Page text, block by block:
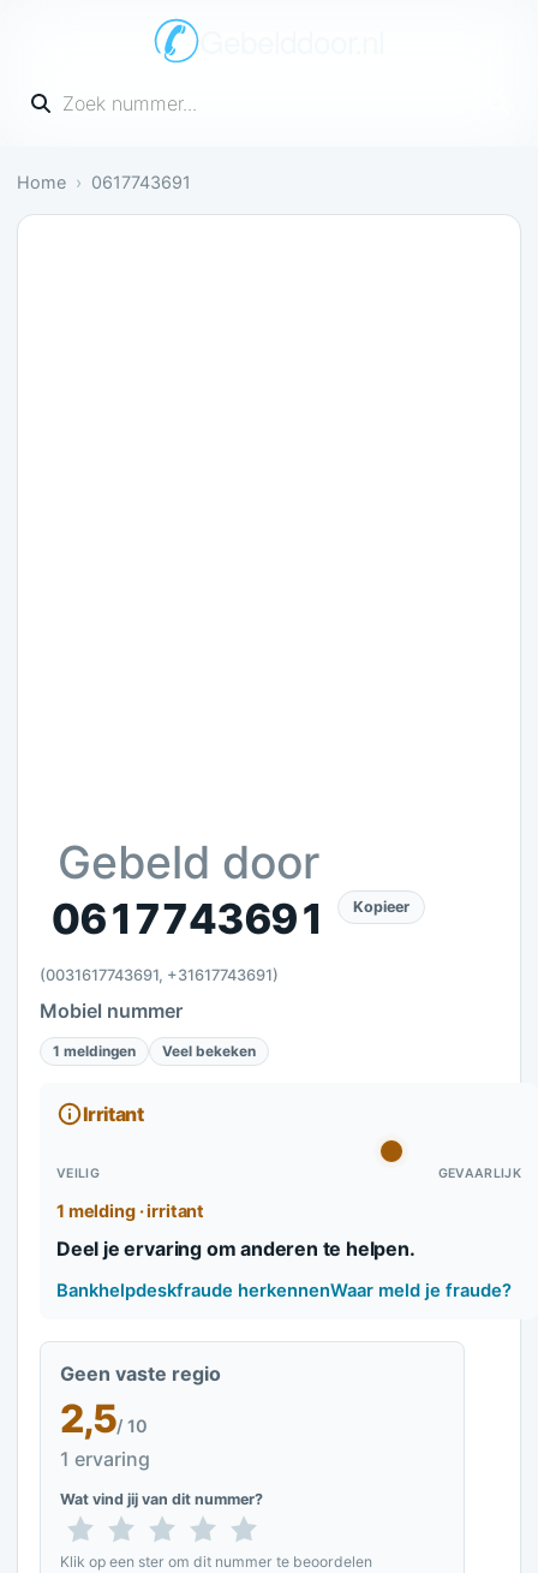
Gebelddoor.nl
Vul een telefoonnummer in
Home 0617743691
Gebeld door
0617743691
(0031617743691, +31617743691)
Kopieer
Mobiel nummer
1 meldingen Veel bekeken
Irritant
VEILIG GEVAARLIJK
1 melding · irritant
Deel je ervaring om anderen te helpen.
Bankhelpdeskfraude herkennenWaar meld je fraude?
Geen vaste regio
2,5/ 10
1 ervaring
Wat vind jij van dit nummer?
Klik op een ster om dit nummer te beoordelen